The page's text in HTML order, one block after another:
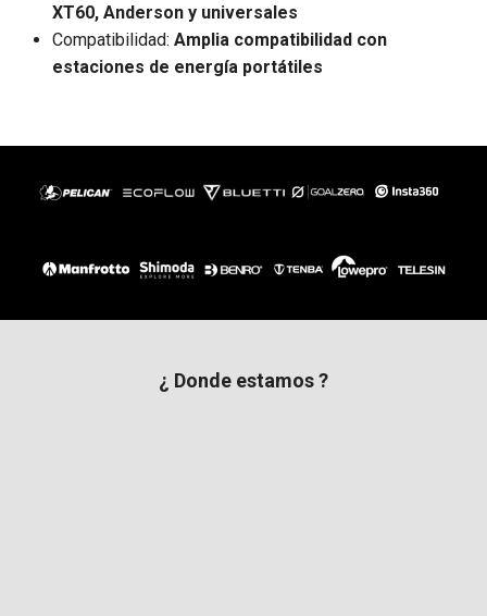
XT60, Anderson y universales
Compatibilidad: Amplia compatibilidad con
estaciones de energía portátiles
¿ Donde estamos ?